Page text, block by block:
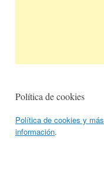
Política de cookies
Política de cookies y más
información.